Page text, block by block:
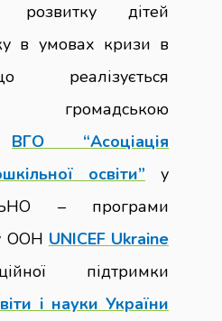
дітей
в умовах кризи в
реалізується
громадською
ВГО “Асоціація
освіти” у
– програми
ООН UNICEF Ukraine
підтримки
і науки України